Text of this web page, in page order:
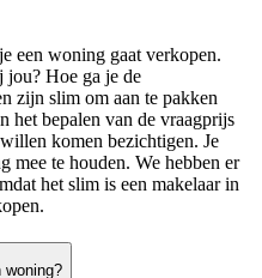
een woning gaat verkopen.
jou? Hoe ga je de
zijn slim om aan te pakken
het bepalen van de vraagprijs
komen bezichtigen. Je
mee te houden. We hebben er
het slim is een makelaar in
woning?